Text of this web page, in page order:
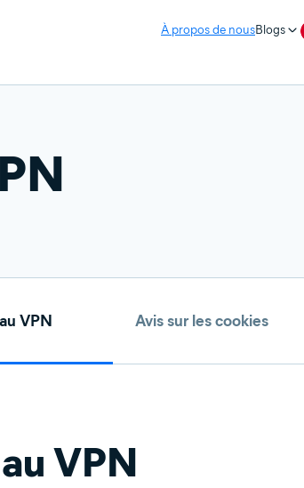
À propos de nousBlogs
VPN Avis sur les cookies
VPN